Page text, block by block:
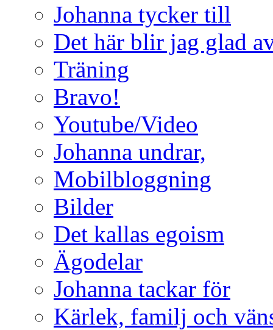
Johanna tycker till
Det här blir jag glad
Träning
Bravo!
Youtube/Video
Johanna undrar,
Mobilbloggning
Bilder
Det kallas egoism
Ägodelar
Johanna tackar för
Kärlek, familj och